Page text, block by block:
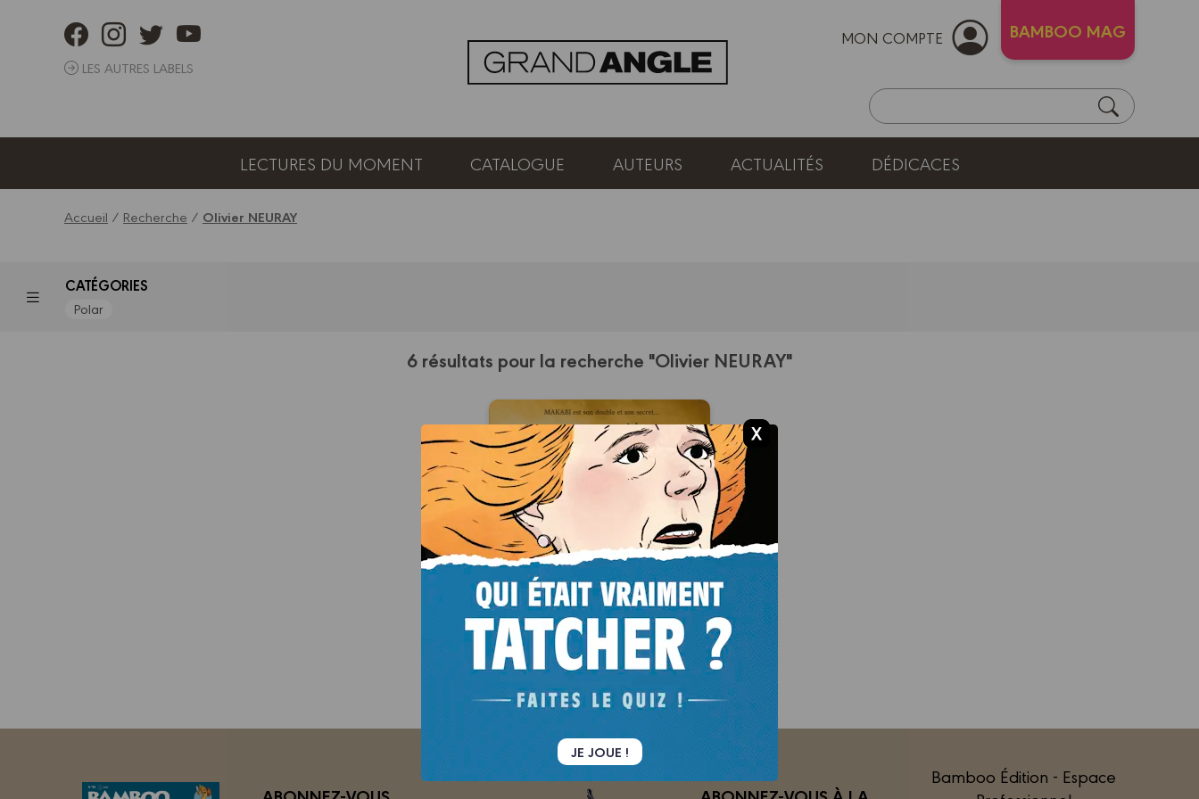
LES AUTRES LABELS
MON COMPTE BAMBOO MAG
LECTURES DU MOMENT CATALOGUE AUTEURS ACTUALITÉS DÉDICACES
Accueil / Recherche / Olivier NEURAY
CATÉGORIES
Polar
6 résultats pour la recherche "Olivier NEURAY"
TOME 6
Lloyd Singer -
cycle 2 (vol. 03/3)
Date de parution :
01/06/2011
Autres tomes
Bamboo Édition - Espace
JE JOUE !